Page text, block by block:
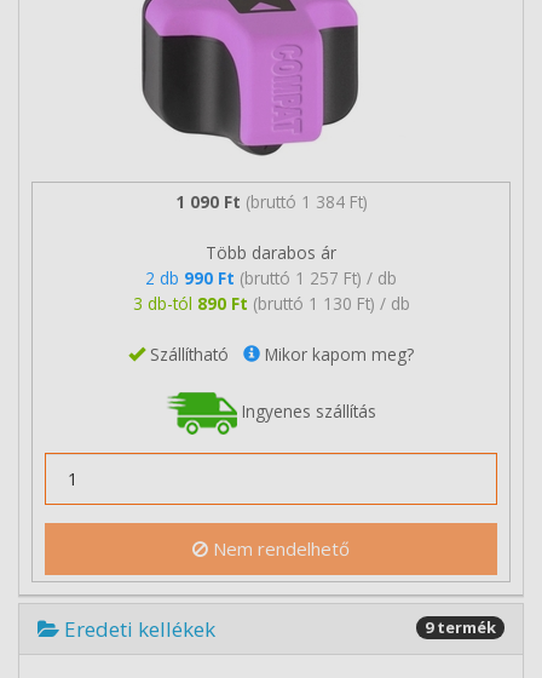
1 090 Ft (bruttó 1 384 Ft)
Több darabos ár
2 db 990 Ft (bruttó 1 257 Ft) / db
3 db-tól 890 Ft (bruttó 1 130 Ft) / db
Szállítható Mikor kapom meg?
Ingyenes szállítás
Nem rendelhető
Eredeti kellékek 9 termék